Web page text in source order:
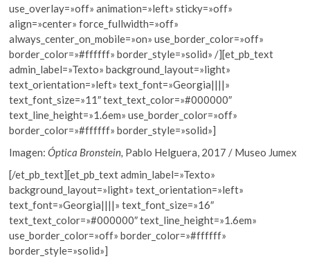
use_overlay=»off» animation=»left» sticky=»off»
align=»center» force_fullwidth=»off»
always_center_on_mobile=»on» use_border_color=»off»
border_color=»#ffffff» border_style=»solid» /][et_pb_text
admin_label=»Texto» background_layout=»light»
text_orientation=»left» text_font=»Georgia||||»
text_font_size=»11″ text_text_color=»#000000″
text_line_height=»1.6em» use_border_color=»off»
border_color=»#ffffff» border_style=»solid»]
Imagen:Óptica Bronstein, Pablo Helguera, 2017 / Museo Jumex
[/et_pb_text][et_pb_text admin_label=»Texto»
background_layout=»light» text_orientation=»left»
text_font=»Georgia||||» text_font_size=»16″
text_text_color=»#000000″ text_line_height=»1.6em»
use_border_color=»off» border_color=»#ffffff»
border_style=»solid»]